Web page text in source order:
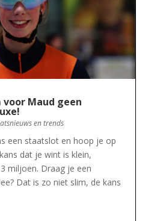
voor Maud geen
en trends
een staatslot en hoop je op
dat je wint is klein,
miljoen. Draag je een
Dat is zo niet slim, de kans